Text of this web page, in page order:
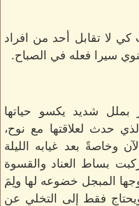
لا تقابل أحد من افراد
سيرا فعله في الصباح.
بملل شديد يكسو حياتها
حدث لعلاقتها مع نوح،
وخاصةً بعد غيابه الليلة
ركبت بساط العناد والقسوة
المبجل خضوعه لها ولِمَ
فقط إلى التخلي عن